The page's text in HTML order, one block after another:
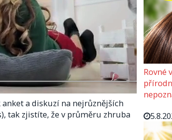
a diskuzí na nejrůznějších
tak zjistíte, že v průměru zhruba
Rovné